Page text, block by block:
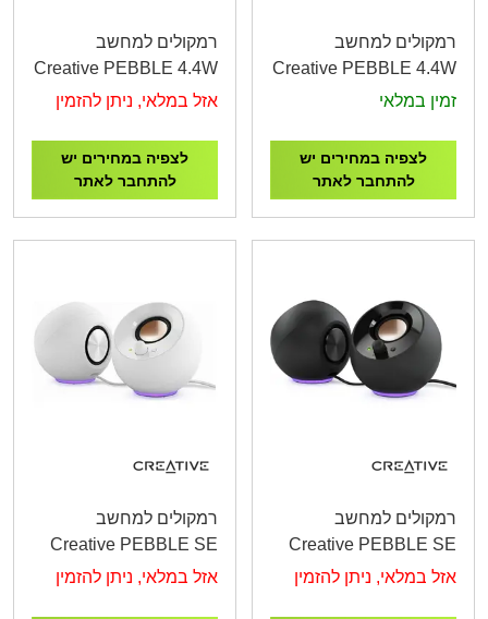
רמקולים למחשב
Creative PEBBLE 4.4W
RMS Black
זמין במלאי
לצפיה במחירים יש
להתחבר לאתר
רמקולים למחשב
Creative PEBBLE 4.4W
RMS White
אזל במלאי, ניתן להזמין
לצפיה במחירים יש
להתחבר לאתר
רמקולים למחשב
Creative PEBBLE SE
RGB BLACK
אזל במלאי, ניתן להזמין
רמקולים למחשב
Creative PEBBLE SE
RGB 4.4W RMS White
אזל במלאי, ניתן להזמין